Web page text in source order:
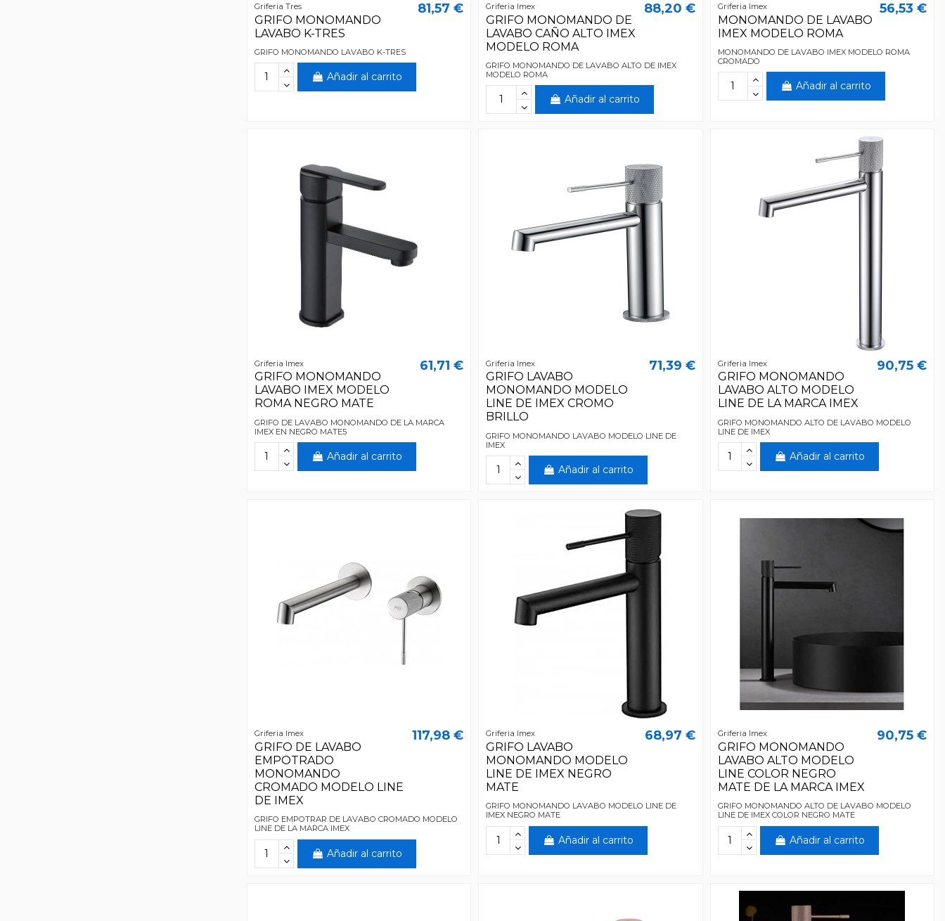
Griferia Tres
GRIFO MONOMANDO
LAVABO K-TRES
81,57 €
GRIFO MONOMANDO LAVABO K-TRES
Añadir al carrito
Griferia Imex
GRIFO MONOMANDO DE
LAVABO CAÑO ALTO IMEX
MODELO ROMA
88,20 €
GRIFO MONOMANDO DE LAVABO ALTO DE IMEX
MODELO ROMA
Añadir al carrito
Griferia Imex
MONOMANDO DE LAVABO
IMEX MODELO ROMA
56,53 €
MONOMANDO DE LAVABO IMEX MODELO ROMA
CROMADO
Añadir al carrito
Griferia Imex
GRIFO MONOMANDO
LAVABO IMEX MODELO
ROMA NEGRO MATE
61,71 €
GRIFO DE LAVABO MONOMANDO DE LA MARCA
IMEX EN NEGRO MATE5
Añadir al carrito
Griferia Imex
GRIFO LAVABO
MONOMANDO MODELO
LINE DE IMEX CROMO
BRILLO
71,39 €
GRIFO MONOMANDO LAVABO MODELO LINE DE
IMEX
Añadir al carrito
Griferia Imex
GRIFO MONOMANDO
LAVABO ALTO MODELO
LINE DE LA MARCA IMEX
90,75 €
GRIFO MONOMANDO ALTO DE LAVABO MODELO
LINE DE IMEX
Añadir al carrito
Griferia Imex
GRIFO DE LAVABO
EMPOTRADO
MONOMANDO
CROMADO MODELO LINE
DE IMEX
117,98 €
GRIFO EMPOTRAR DE LAVABO CROMADO MODELO
LINE DE LA MARCA IMEX
Añadir al carrito
Griferia Imex
GRIFO LAVABO
MONOMANDO MODELO
LINE DE IMEX NEGRO
MATE
68,97 €
GRIFO MONOMANDO LAVABO MODELO LINE DE
IMEX NEGRO MATE
Añadir al carrito
Griferia Imex
GRIFO MONOMANDO
LAVABO ALTO MODELO
LINE COLOR NEGRO
MATE DE LA MARCA IMEX
90,75 €
GRIFO MONOMANDO ALTO DE LAVABO MODELO
LINE DE IMEX COLOR NEGRO MATE
Añadir al carrito